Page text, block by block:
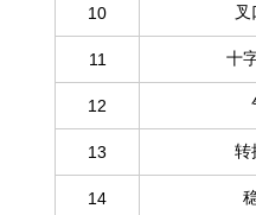
10 叉
11 十
12
13 转
14